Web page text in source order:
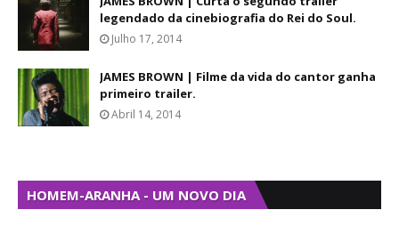
legendado da cinebiografia do Rei do Soul.
Julho 17, 2014
JAMES BROWN | Filme da vida do cantor ganha
primeiro trailer.
Abril 14, 2014
HOMEM-ARANHA - UM NOVO DIA